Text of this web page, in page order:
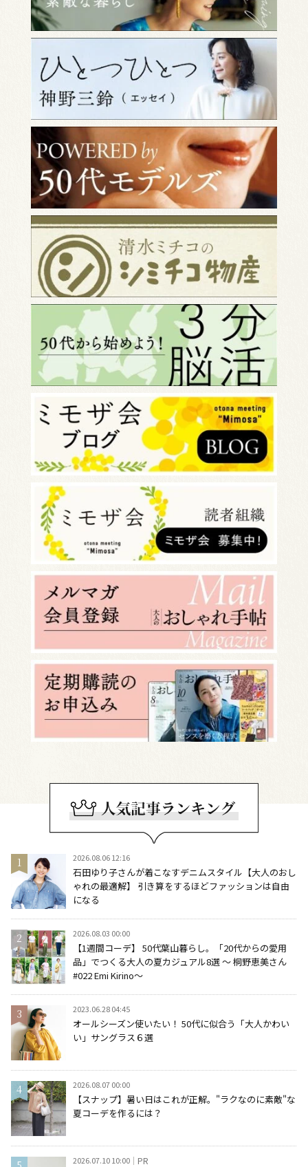
2026.08.06 12:16
石田ゆり子さんが着こなすデニムスタイル【大人のおし
ゃれの最適解】 引き算をするほどファッションは自由
になる
2026.08.03 00:00
【1週間コーデ】 50代葉山暮らし。「20代からの愛用
品」でつくる大人の夏カジュアル8選 ～ 桐野恵美さん
#022 Emi Kirino～
2023.06.28 04:45
オールシーズン使いたい！ 50代に似合う「大人かわい
い」サングラス６選
2026.08.07 00:00
【スナップ】暑い日はこれが正解。"ラクなのに素敵"な
夏コーデを作るには？
2026.07.10 10:00 PR